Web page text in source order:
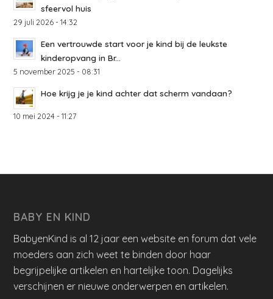
sfeervol huis
29 juli 2026 - 14:32
Een vertrouwde start voor je kind bij de leukste
kinderopvang in Br...
5 november 2025 - 08:31
Hoe krijg je je kind achter dat scherm vandaan?
10 mei 2024 - 11:27
BABY EN KIND
BabyenKind is al 12 jaar een website en forum dat vele
moeders aan zich weet te binden door haar
begrijpelijke artikelen en hartelijke toon. Dagelijks
verschijnen er nieuwe onderwerpen en artikelen.